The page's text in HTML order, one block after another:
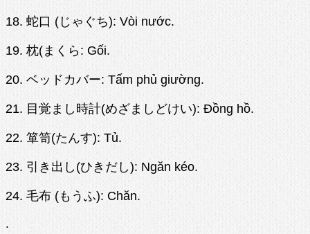
18. 蛇口 (じゃぐち): Vòi nước.
19. 枕(まくら: Gối.
20. ベッドカバー: Tấm phủ giường.
21. 目覚まし時計(めざましどけい): Đồng hồ.
22. 箪笥(たんす): Tủ.
23. 引き出し(ひきだし): Ngăn kéo.
24. 毛布 (もうふ): Chăn.
.